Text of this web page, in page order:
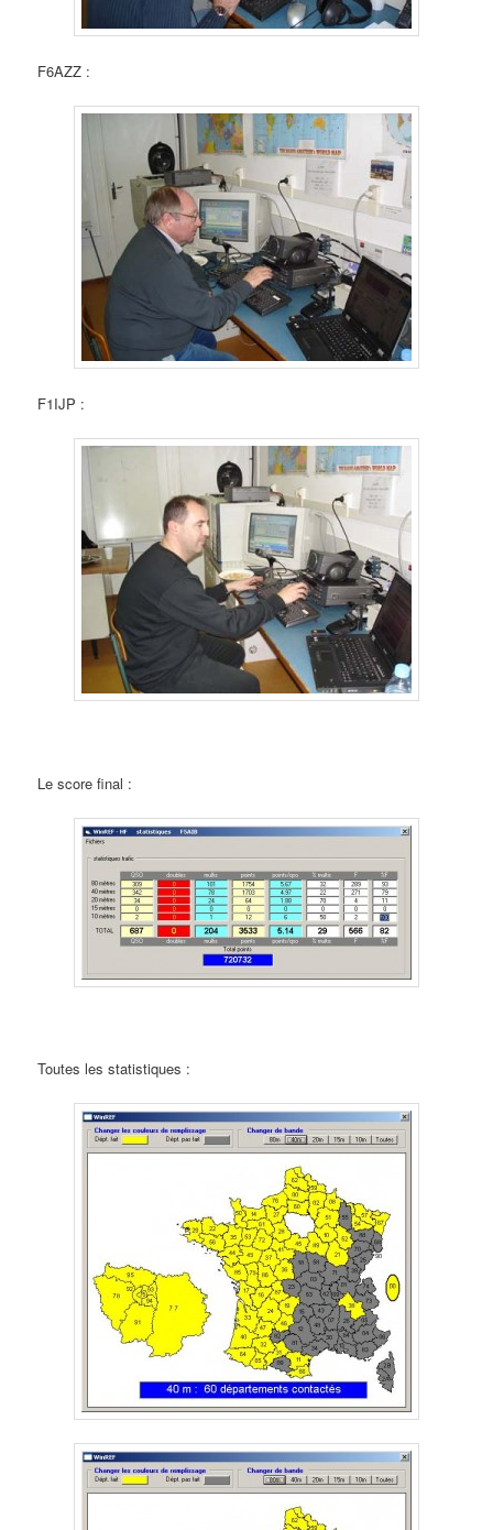
F6AZZ :
F1IJP :
Le score final :
Toutes les statistiques :